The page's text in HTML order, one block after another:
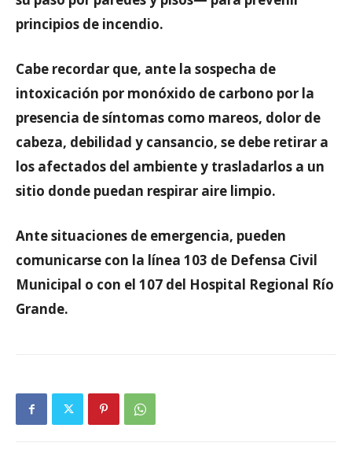
principios de incendio.
Cabe recordar que, ante la sospecha de
intoxicación por monóxido de carbono por la
presencia de síntomas como mareos, dolor de
cabeza, debilidad y cansancio, se debe retirar a
los afectados del ambiente y trasladarlos a un
sitio donde puedan respirar aire limpio.
Ante situaciones de emergencia, pueden
comunicarse con la línea 103 de Defensa Civil
Municipal o con el 107 del Hospital Regional Río
Grande.